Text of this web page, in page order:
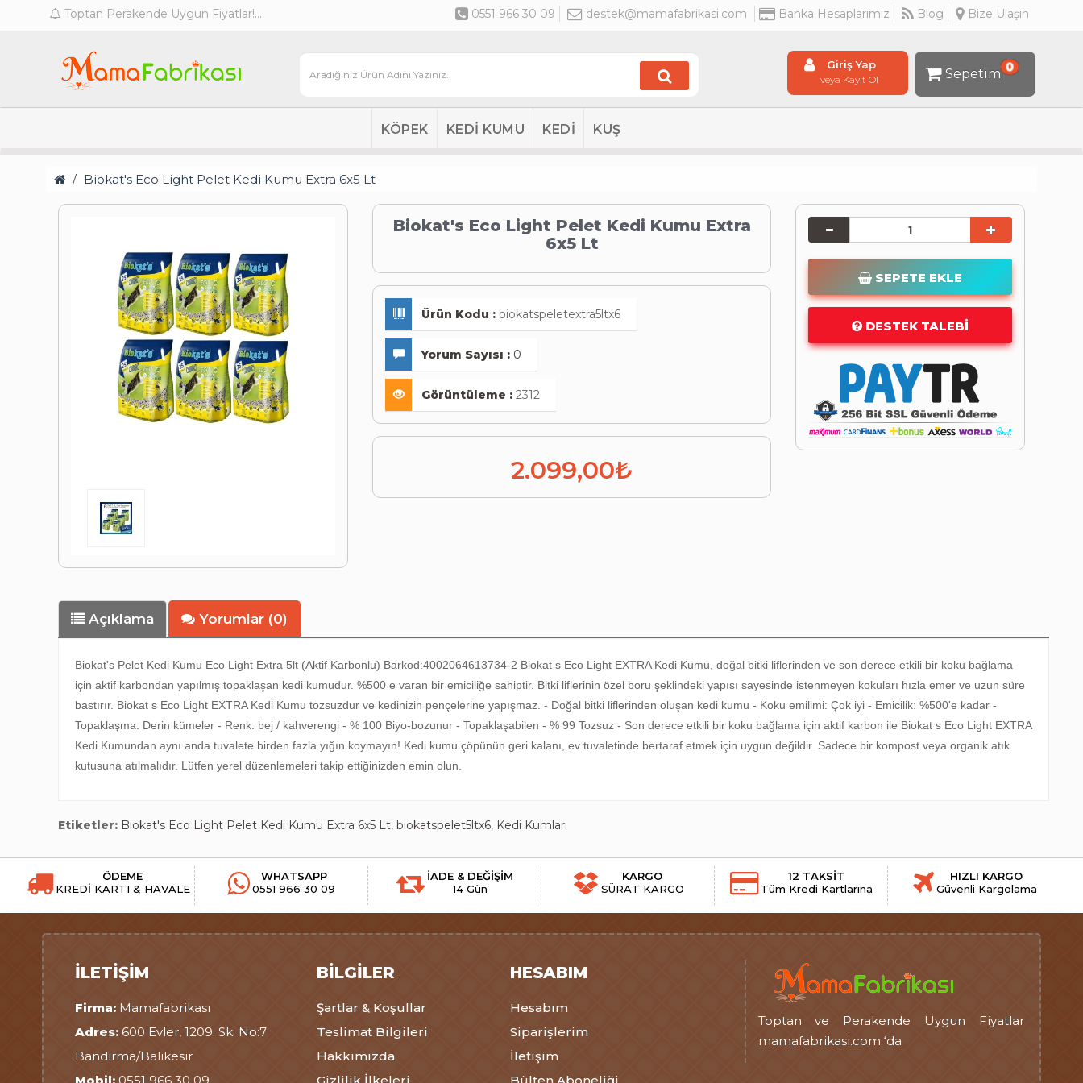
Toptan Perakende Uygun Fiyatlar!... 0551 966 30 09 destek@mamafabrikasi.com Banka Hesaplarımız Blog Bize Ulaşın
Giriş Yap
veya Kayıt Ol Sepetim 0
KÖPEK KEDİ KUMU KEDİ KUŞ
Biokat's Eco Light Pelet Kedi Kumu Extra 6x5 Lt
Biokat's Eco Light Pelet Kedi Kumu Extra
6x5 Lt
Ürün Kodu : biokatspeletextra5ltx6
Yorum Sayısı : 0
Görüntüleme : 2312
2.099,00₺
SEPETE EKLE
DESTEK TALEBI
Açıklama Yorumlar (0)
Biokat's Pelet Kedi Kumu Eco Light Extra 5lt (Aktif Karbonlu) Barkod:4002064613734-2 Biokat s Eco Light EXTRA Kedi Kumu, doğal bitki liflerinden ve son derece etkili bir koku bağlama
için aktif karbondan yapılmış topaklaşan kedi kumudur. %500 e varan bir emiciliğe sahiptir. Bitki liflerinin özel boru şeklindeki yapısı sayesinde istenmeyen kokuları hızla emer ve uzun süre
bastırır. Biokat s Eco Light EXTRA Kedi Kumu tozsuzdur ve kedinizin pençelerine yapışmaz. - Doğal bitki liflerinden oluşan kedi kumu - Koku emilimi: Çok iyi - Emicilik: %500'e kadar -
Topaklaşma: Derin kümeler - Renk: bej / kahverengi - % 100 Biyo-bozunur - Topaklaşabilen - % 99 Tozsuz - Son derece etkili bir koku bağlama için aktif karbon ile Biokat s Eco Light EXTRA
Kedi Kumundan aynı anda tuvalete birden fazla yığın koymayın! Kedi kumu çöpünün geri kalanı, ev tuvaletinde bertaraf etmek için uygun değildir. Sadece bir kompost veya organik atık
kutusuna atılmalıdır. Lütfen yerel düzenlemeleri takip ettiğinizden emin olun.
Etiketler: Biokat's Eco Light Pelet Kedi Kumu Extra 6x5 Lt, biokatspelet5ltx6, Kedi Kumları
ÖDEME
KREDİ KARTI & HAVALE
WHATSAPP
0551 966 30 09
İADE & DEĞİŞİM
14 Gün
KARGO
SÜRAT KARGO
12 TAKSİT
Tüm Kredi Kartlarına
HIZLI KARGO
Güvenli Kargolama
İLETIŞIM
Firma: Mamafabrikası
Adres: 600 Evler, 1209. Sk. No:7
Bandırma/Balıkesir
BILGILER
Şartlar & Koşullar
Teslimat Bilgileri
Hakkımızda
HESABIM
Hesabım
Siparişlerim
İletişim
Toptan ve Perakende Uygun Fiyatlar
mamafabrikasi.com ‘da